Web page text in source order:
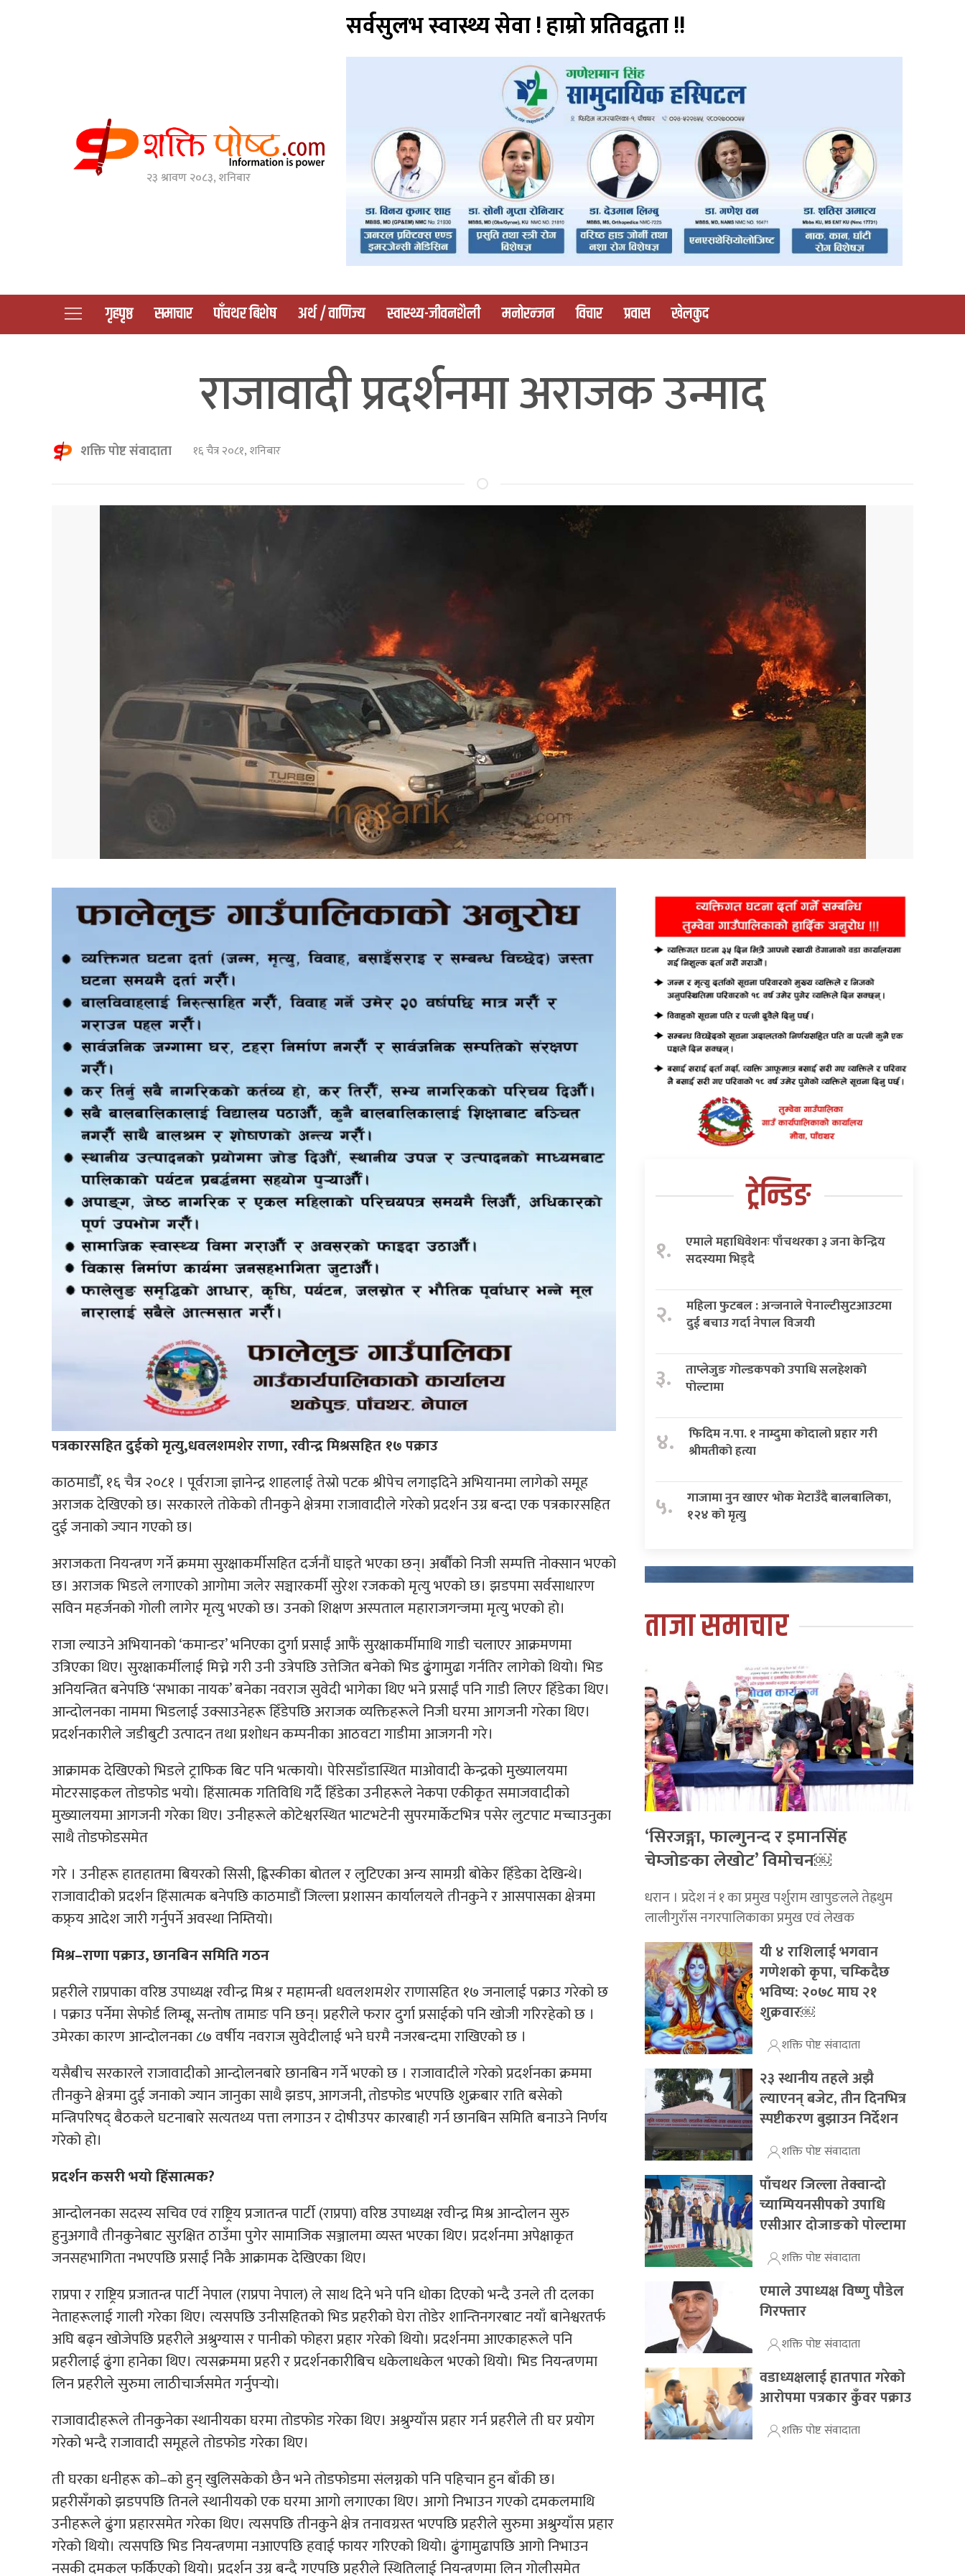
२३ श्रावण २०८३, शनिबार
सर्वसुलभ स्वास्थ्य सेवा ! हाम्राे प्रतिवद्वता !!
गृहपृष्ठ समाचार पाँचथर बिशेष अर्थ / वाणिज्य स्वास्थ्य-जीवनशैली मनोरन्जन विचार प्रवास खेलकुद
राजावादी प्रदर्शनमा अराजक उन्माद
शक्ति पोष्ट संवादाता १६ चैत्र २०८१, शनिबार
पत्रकारसहित दुईको मृत्यु,धवलशमशेर राणा, रवीन्द्र मिश्रसहित १७ पक्राउ
काठमाडौँ, १६ चैत्र २०८१ । पूर्वराजा ज्ञानेन्द्र शाहलाई तेस्रो पटक श्रीपेच लगाइदिने अभियानमा लागेको समूह
अराजक देखिएको छ। सरकारले तोकेको तीनकुने क्षेत्रमा राजावादीले गरेको प्रदर्शन उग्र बन्दा एक पत्रकारसहित
दुई जनाको ज्यान गएको छ।
अराजकता नियन्त्रण गर्ने क्रममा सुरक्षाकर्मीसहित दर्जनौं घाइते भएका छन्। अर्बौंको निजी सम्पत्ति नोक्सान भएको
छ। अराजक भिडले लगाएको आगोमा जलेर सञ्चारकर्मी सुरेश रजकको मृत्यु भएको छ। झडपमा सर्वसाधारण
सविन महर्जनको गोली लागेर मृत्यु भएको छ। उनको शिक्षण अस्पताल महाराजगन्जमा मृत्यु भएको हो।
राजा ल्याउने अभियानको ‘कमान्डर’ भनिएका दुर्गा प्रसाईं आफैं सुरक्षाकर्मीमाथि गाडी चलाएर आक्रमणमा
उत्रिएका थिए। सुरक्षाकर्मीलाई मिच्ने गरी उनी उत्रेपछि उत्तेजित बनेको भिड ढुुंगामुढा गर्नतिर लागेको थियो। भिड
अनियन्त्रित बनेपछि ‘सभाका नायक’ बनेका नवराज सुवेदी भागेका थिए भने प्रसाईं पनि गाडी लिएर हिँडेका थिए।
आन्दोलनका नाममा भिडलाई उक्साउनेहरू हिँडेपछि अराजक व्यक्तिहरूले निजी घरमा आगजनी गरेका थिए।
प्रदर्शनकारीले जडीबुटी उत्पादन तथा प्रशोधन कम्पनीका आठवटा गाडीमा आजगनी गरे।
आक्रामक देखिएको भिडले ट्राफिक बिट पनि भत्कायो। पेरिसडाँडास्थित माओवादी केन्द्रको मुख्यालयमा
मोटरसाइकल तोडफोड भयो। हिंसात्मक गतिविधि गर्दै हिँडेका उनीहरूले नेकपा एकीकृत समाजवादीको
मुख्यालयमा आगजनी गरेका थिए। उनीहरूले कोटेश्वरस्थित भाटभटेनी सुपरमार्केटभित्र पसेर लुटपाट मच्चाउनुका
साथै तोडफोडसमेत
गरे । उनीहरू हातहातमा बियरको सिसी, ह्विस्कीका बोतल र लुटिएका अन्य सामग्री बोकेर हिँडेका देखिन्थे।
राजावादीको प्रदर्शन हिंसात्मक बनेपछि काठमाडौं जिल्ला प्रशासन कार्यालयले तीनकुने र आसपासका क्षेत्रमा
कफ्र्य आदेश जारी गर्नुपर्ने अवस्था निम्तियो।
मिश्र–राणा पक्राउ, छानबिन समिति गठन
प्रहरीले राप्रपाका वरिष्ठ उपाध्यक्ष रवीन्द्र मिश्र र महामन्त्री धवलशमशेर राणासहित १७ जनालाई पक्राउ गरेको छ
। पक्राउ पर्नेमा सेफोर्ड लिम्बू, सन्तोष तामाङ पनि छन्। प्रहरीले फरार दुर्गा प्रसाईको पनि खोजी गरिरहेको छ ।
उमेरका कारण आन्दोलनका ८७ वर्षीय नवराज सुवेदीलाई भने घरमै नजरबन्दमा राखिएको छ ।
यसैबीच सरकारले राजावादीको आन्दोलनबारे छानबिन गर्ने भएको छ । राजावादीले गरेको प्रदर्शनका क्रममा
तीनकुने क्षेत्रमा दुई जनाको ज्यान जानुका साथै झडप, आगजनी, तोडफोड भएपछि शुक्रबार राति बसेको
मन्त्रिपरिषद् बैठकले घटनाबारे सत्यतथ्य पत्ता लगाउन र दोषीउपर कारबाही गर्न छानबिन समिति बनाउने निर्णय
गरेको हो।
प्रदर्शन कसरी भयो हिंसात्मक?
आन्दोलनका सदस्य सचिव एवं राष्ट्रिय प्रजातन्त्र पार्टी (राप्रपा) वरिष्ठ उपाध्यक्ष रवीन्द्र मिश्र आन्दोलन सुरु
हुनुअगावै तीनकुनेबाट सुरक्षित ठाउँमा पुगेर सामाजिक सञ्जालमा व्यस्त भएका थिए। प्रदर्शनमा अपेक्षाकृत
जनसहभागिता नभएपछि प्रसाईं निकै आक्रामक देखिएका थिए।
राप्रपा र राष्ट्रिय प्रजातन्त्र पार्टी नेपाल (राप्रपा नेपाल) ले साथ दिने भने पनि धोका दिएको भन्दै उनले ती दलका
नेताहरूलाई गाली गरेका थिए। त्यसपछि उनीसहितको भिड प्रहरीको घेरा तोडेर शान्तिनगरबाट नयाँ बानेश्वरतर्फ
अघि बढ्न खोजेपछि प्रहरीले अश्रुग्यास र पानीको फोहरा प्रहार गरेको थियो। प्रदर्शनमा आएकाहरूले पनि
प्रहरीलाई ढुंगा हानेका थिए। त्यसक्रममा प्रहरी र प्रदर्शनकारीबिच धकेलाधकेल भएको थियो। भिड नियन्त्रणमा
लिन प्रहरीले सुरुमा लाठीचार्जसमेत गर्नुपर्‍यो।
राजावादीहरूले तीनकुनेका स्थानीयका घरमा तोडफोड गरेका थिए। अश्रुग्याँस प्रहार गर्न प्रहरीले ती घर प्रयोग
गरेको भन्दै राजावादी समूहले तोडफोड गरेका थिए।
ती घरका धनीहरू को–को हुन् खुलिसकेको छैन भने तोडफोडमा संलग्नको पनि पहिचान हुन बाँकी छ।
प्रहरीसँगको झडपपछि तिनले स्थानीयको एक घरमा आगो लगाएका थिए। आगो निभाउन गएको दमकलमाथि
उनीहरूले ढुंगा प्रहारसमेत गरेका थिए। त्यसपछि तीनकुने क्षेत्र तनावग्रस्त भएपछि प्रहरीले सुरुमा अश्रुग्याँस प्रहार
गरेको थियो। त्यसपछि भिड नियन्त्रणमा नआएपछि हवाई फायर गरिएको थियो। ढुंगामुढापछि आगो निभाउन
नसकी दमकल फर्किएको थियो। प्रदर्शन उग्र बन्दै गएपछि प्रहरीले स्थितिलाई नियन्त्रणमा लिन गोलीसमेत
ट्रेन्डिङ
१.
एमाले महाधिवेशनः पाँचथरका ३ जना केन्द्रिय
सदस्यमा भिड्दै
२.
महिला फुटबल : अन्जनाले पेनाल्टीसुटआउटमा
दुई बचाउ गर्दा नेपाल विजयी
३.
ताप्लेजुङ गोल्डकपको उपाधि सलहेशको
पोल्टामा
४.
फिदिम न.पा. १ नाम्दुमा कोदालो प्रहार गरी
श्रीमतीको हत्या
५.
गाजामा नुन खाएर भोक मेटाउँदै बालबालिका,
१२४ को मृत्यु
ताजा समाचार
‘सिरजङ्गा, फाल्गुनन्द र इमानसिंह
चेम्जोङका लेखोट’ विमोचन￼
धरान । प्रदेश नं १ का प्रमुख पर्शुराम खापुङलले तेह्रथुम
लालीगुराँस नगरपालिकाका प्रमुख एवं लेखक
यी ४ राशिलाई भगवान
गणेशको कृपा, चम्किदैछ
भविष्य: २०७८ माघ २१
शुक्रवार￼
शक्ति पोष्ट संवादाता
२३ स्थानीय तहले अझै
ल्याएनन् बजेट, तीन दिनभित्र
स्पष्टीकरण बुझाउन निर्देशन
शक्ति पोष्ट संवादाता
पाँचथर जिल्ला तेक्वान्दो
च्याम्पियनसीपकाे उपाधि
एसीआर दोजाङकाे पाेल्टामा
शक्ति पोष्ट संवादाता
एमाले उपाध्यक्ष विष्णु पौडेल
गिरफ्तार
शक्ति पोष्ट संवादाता
वडाध्यक्षलाई हातपात गरेको
आरोपमा पत्रकार कुँवर पक्राउ
शक्ति पोष्ट संवादाता